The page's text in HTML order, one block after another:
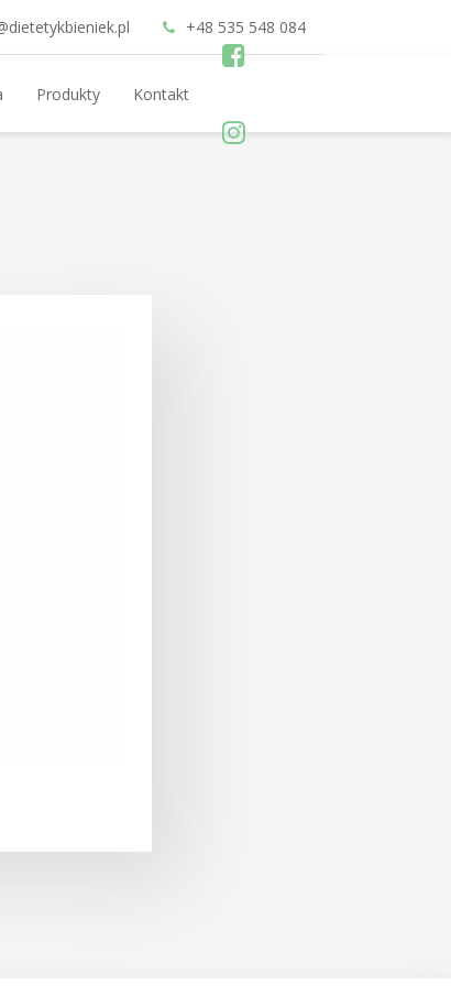
+48 535 548 084
Produkty Kontakt